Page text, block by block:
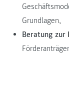
Grundlagen,
Beratung zur